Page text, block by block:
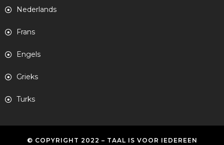
Nederlands
Frans
Engels
Grieks
Turks
© COPYRIGHT 2022 – TAAL IS VOOR IEDEREEN